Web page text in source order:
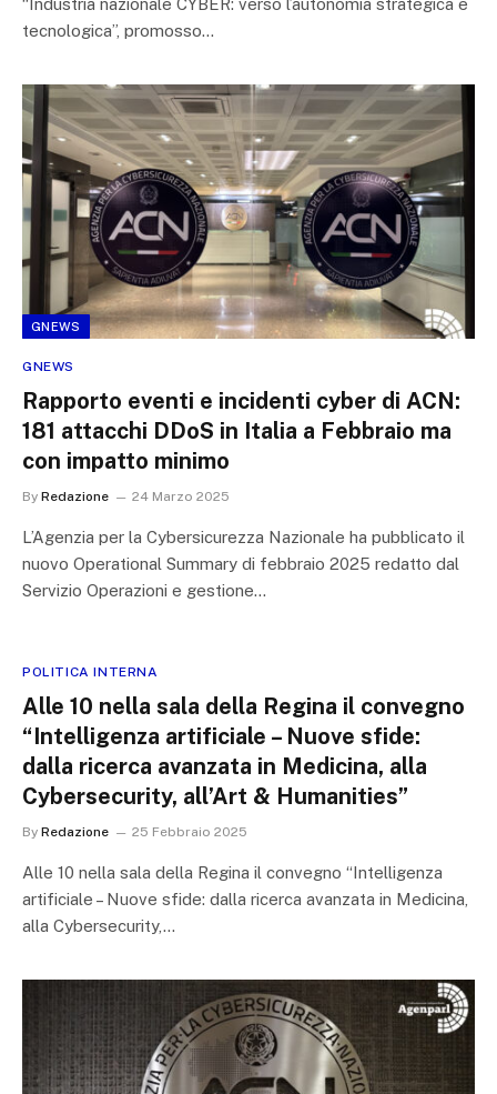
tecnologica”, promosso…
GNEWS
GNEWS
Rapporto eventi e incidenti cyber di ACN:
181 attacchi DDoS in Italia a Febbraio ma
con impatto minimo
By Redazione 24 Marzo 2025
L’Agenzia per la Cybersicurezza Nazionale ha pubblicato il
nuovo Operational Summary di febbraio 2025 redatto dal
Servizio Operazioni e gestione…
POLITICA INTERNA
Alle 10 nella sala della Regina il convegno
“Intelligenza artificiale – Nuove sfide:
dalla ricerca avanzata in Medicina, alla
Cybersecurity, all’Art & Humanities”
By Redazione 25 Febbraio 2025
Alle 10 nella sala della Regina il convegno “Intelligenza
artificiale – Nuove sfide: dalla ricerca avanzata in Medicina,
alla Cybersecurity,…